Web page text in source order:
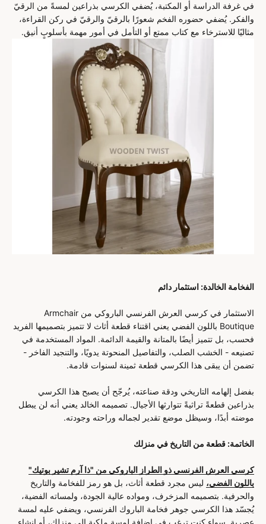
في غرفة الدراسة أو المكتبة، يُضفي الكرسي بذراعين لمسةً من الرقيّ
والفكر. يُضفي حضوره الفخم شعورًا بالرقيّ والرقيّ في ركن القراءة،
مثاليًا للاسترخاء مع كتاب ممتع أو التأمل في أمور مهمة بأسلوبٍ أنيق.
الفخامة الخالدة: استثمار دائم
الاستثمار في كرسي العرش الفرنسي الباروكي من Armchair
Boutique باللون الفضي يعني اقتناء قطعة أثاث لا تتميز بتصميمها الفريد
فحسب، بل تتميز أيضًا بالمتانة والقيمة الدائمة. المواد المستخدمة في
تصنيعه - الخشب الصلب، والتفاصيل المنحوتة يدويًا، والتنجيد الفاخر -
تضمن أن يبقى هذا الكرسي قطعة ثمينة لسنوات قادمة.
بفضل إلهامه التاريخي ودقة صناعته، يُرجّح أن يصبح هذا الكرسي
بذراعين قطعةً تراثيةً تتوارثها الأجيال. تصميمه الخالد يعني أنه لن يبطل
موضته أبدًا، وسيظل موضع تقدير لجماله وراحته وجودته.
الخاتمة: قطعة من التاريخ في منزلك
كرسي العرش الفرنسي ذو الطراز الباروكي من "ذا آرم تشير بوتيك"
باللون الفضي، ليس مجرد قطعة أثاث، بل هو رمز للفخامة والتاريخ
والحرفية. بتصميمه المزخرف، ومواده عالية الجودة، ولمساته الفضية،
يُجسّد هذا الكرسي جوهر فخامة الباروك الفرنسي، ويضفي عليه لمسة